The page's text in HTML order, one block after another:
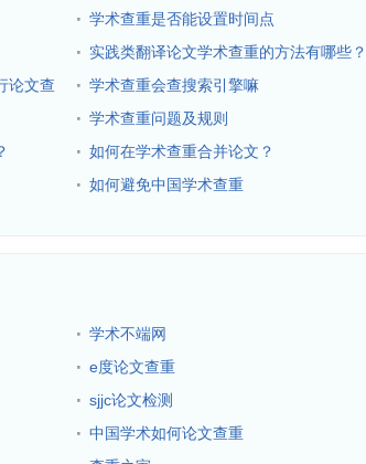
· 学术查重是否能设置时间点
· 实践类翻译论文学术查重的方法有哪些？
论文查
· 学术查重会查搜索引擎嘛
· 学术查重问题及规则
· 如何在学术查重合并论文？
· 如何避免中国学术查重
· 学术不端网
· e度论文查重
· sjjc论文检测
· 中国学术如何论文查重